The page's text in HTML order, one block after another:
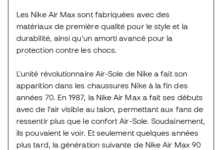
Les Nike Air Max sont fabriquées avec des
matériaux de première qualité pour le style et la
durabilité, ainsi qu'un amorti avancé pour la
protection contre les chocs.
L'unité révolutionnaire Air-Sole de Nike a fait son
apparition dans les chaussures Nike à la fin des
années 70. En 1987, la Nike Air Max a fait ses débuts
avec de l'air visible au talon, permettant aux fans de
ressentir plus que le confort Air-Sole. Soudainement,
ils pouvaient le voir. Et seulement quelques années
plus tard, la génération suivante de Nike Air Max 90